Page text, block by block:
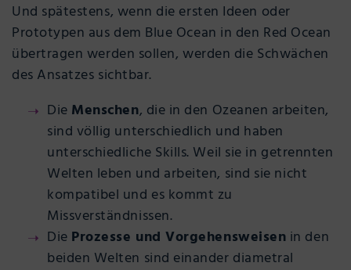
Und spätestens, wenn die ersten Ideen oder
Prototypen aus dem Blue Ocean in den Red Ocean
übertragen werden sollen, werden die Schwächen
des Ansatzes sichtbar.
Die Menschen, die in den Ozeanen arbeiten,
sind völlig unterschiedlich und haben
unterschiedliche Skills. Weil sie in getrennten
Welten leben und arbeiten, sind sie nicht
kompatibel und es kommt zu
Missverständnissen.
Die Prozesse und Vorgehensweisen in den
beiden Welten sind einander diametral